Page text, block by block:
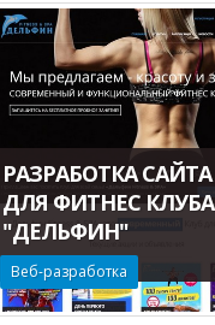
РАЗРАБОТКА САЙТА
ДЛЯ ФИТНЕС КЛУБА
"ДЕЛЬФИН"
Веб-разработка